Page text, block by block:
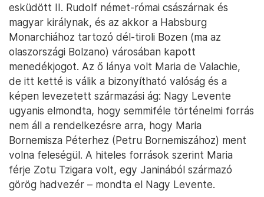
esküdött II. Rudolf német-római császárnak és
magyar királynak, és az akkor a Habsburg
Monarchiához tartozó dél-tiroli Bozen (ma az
olaszországi Bolzano) városában kapott
menedékjogot. Az ő lánya volt Maria de Valachie,
de itt ketté is válik a bizonyítható valóság és a
képen levezetett származási ág: Nagy Levente
ugyanis elmondta, hogy semmiféle történelmi forrás
nem áll a rendelkezésre arra, hogy Maria
Bornemisza Péterhez (Petru Bornemiszához) ment
volna feleségül. A hiteles források szerint Maria
férje Zotu Tzigara volt, egy Janinából származó
görög hadvezér – mondta el Nagy Levente.